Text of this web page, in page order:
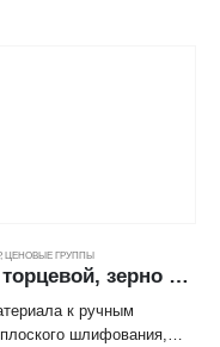
, ЦЕНОВЫЕ ГРУППЫ
Диск ТУЛБЕРГ лепестковый, торцевой, зерно 80 (125*22мм)
к ручным
шлифования,